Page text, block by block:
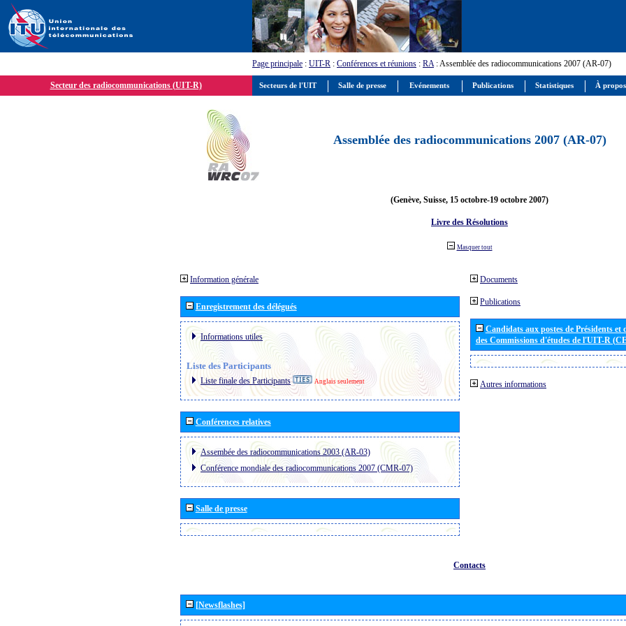
Page principale : UIT-R : Conférences et réunions : RA: Assemblée des radiocommunications 2007 (AR-07)
Secteur des radiocommunications (UIT-R)
Assemblée des radiocommunications 2007 (AR-07)
(Genève, Suisse, 15 octobre-19 octobre 2007)
Livre des Résolutions
Masquer tout
Information générale
Enregistrement des délégués
Informations utiles
Liste des Participants
Liste finale des Participants Anglais seulement
Conférences relatives
Assembée des radiocommunications 2003 (AR-03)
Conférence mondiale des radiocommunications 2007 (CMR-07)
Salle de presse
Documents
Publications
Candidats aux postes de Présidents et
des Commissions d'études de l'UIT-R
Autres informations
Contacts
[Newsflashes]
Secteurs de l'UIT Salle de presse Evénements Publications Statistiques À